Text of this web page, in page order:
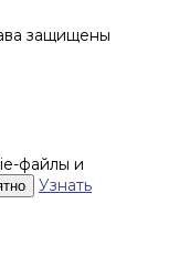
защищены
файлы и
Узнать